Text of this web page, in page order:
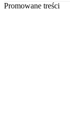
Promowane treści